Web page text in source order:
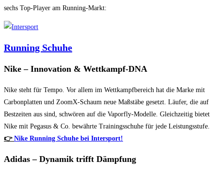
sechs Top-Player am Running-Markt:
Running Schuhe
Nike – Innovation & Wettkampf-DNA
Nike steht für Tempo. Vor allem im Wettkampfbereich hat die Marke mit
Carbonplatten und ZoomX-Schaum neue Maßstäbe gesetzt. Läufer, die auf
Bestzeiten aus sind, schwören auf die Vaporfly-Modelle. Gleichzeitig bietet
Nike mit Pegasus & Co. bewährte Trainingsschuhe für jede Leistungsstufe.
👉 Nike Running Schuhe bei Intersport!
Adidas – Dynamik trifft Dämpfung